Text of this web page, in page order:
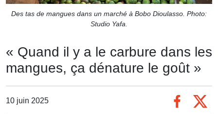
Des tas de mangues dans un marché à Bobo Dioulasso. Photo:
Studio Yafa.
« Quand il y a le carbure dans les
mangues, ça dénature le goût »
10 juin 2025